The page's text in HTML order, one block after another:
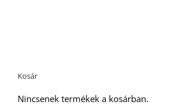
Kosár
Nincsenek termékek a kosárban.